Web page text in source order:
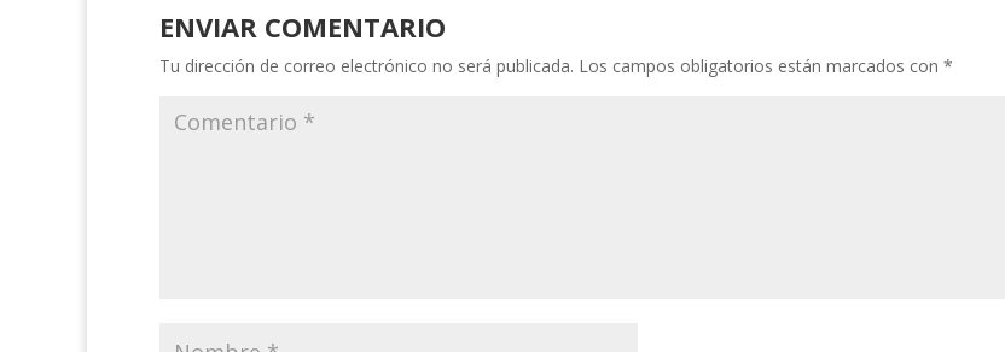
ENVIAR COMENTARIO
Tu dirección de correo electrónico no será publicada. Los campos obligatorios están marcados con *